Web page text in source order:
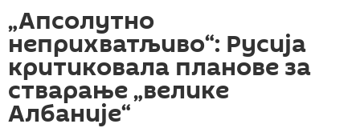
„Апсолутно
неприхватљиво“: Русија
критиковала планове за
стварање „велике
Албаније“